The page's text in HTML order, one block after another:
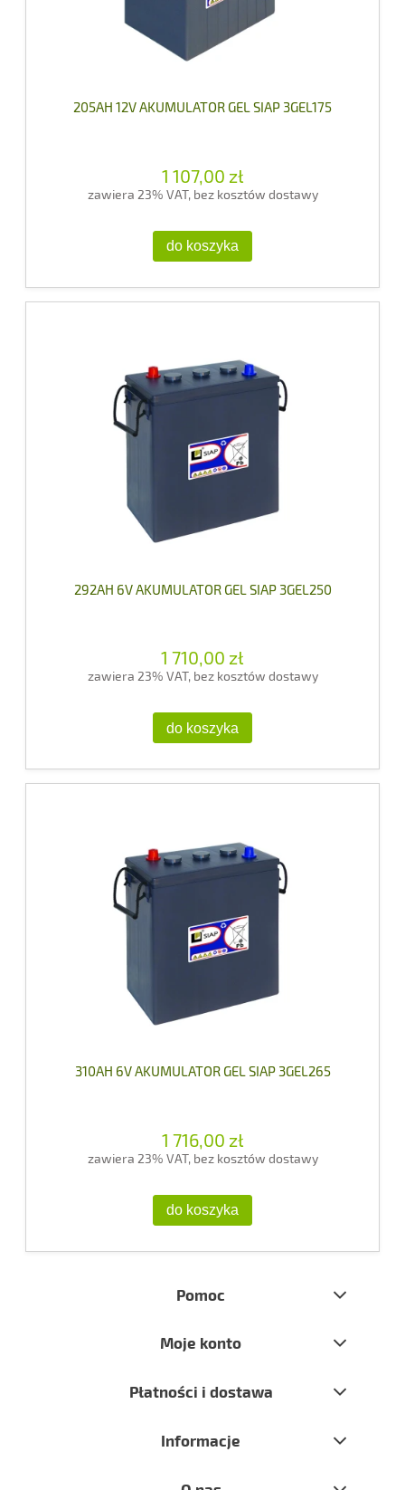
205AH 12V AKUMULATOR GEL SIAP 3GEL175
1 107,00 zł
zawiera 23% VAT, bez kosztów dostawy
do koszyka
292AH 6V AKUMULATOR GEL SIAP 3GEL250
1 710,00 zł
zawiera 23% VAT, bez kosztów dostawy
do koszyka
310AH 6V AKUMULATOR GEL SIAP 3GEL265
1 716,00 zł
zawiera 23% VAT, bez kosztów dostawy
do koszyka
Pomoc
Moje konto
Płatności i dostawa
Informacje